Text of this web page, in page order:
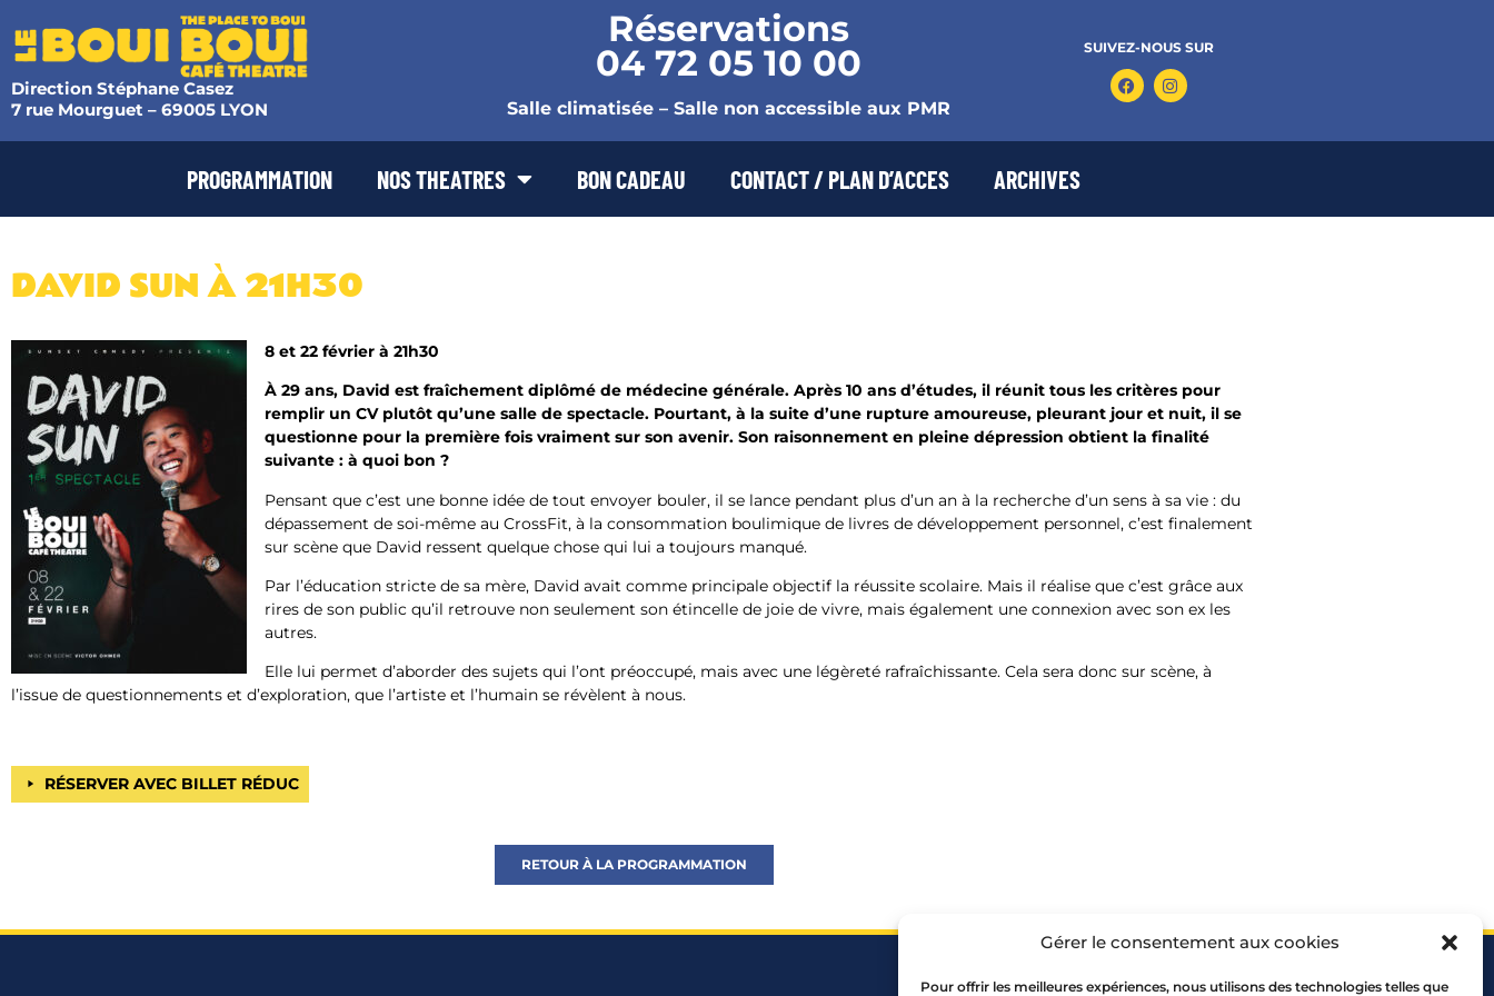
Gérer le consentement aux cookies
Pour offrir les meilleures expériences, nous utilisons des technologies telles que
Direction Stéphane Casez
7 rue Mourguet – 69005 LYON
Réservations
04 72 05 10 00
Salle climatisée – Salle non accessible aux PMR
SUIVEZ-NOUS SUR
PROGRAMMATION NOS THEATRES BON CADEAU CONTACT / PLAN D’ACCES ARCHIVES
DAVID SUN À 21H30
8 et 22 février à 21h30
À 29 ans, David est fraîchement diplômé de médecine générale. Après 10 ans d’études, il réunit tous les critères pour
remplir un CV plutôt qu’une salle de spectacle. Pourtant, à la suite d’une rupture amoureuse, pleurant jour et nuit, il se
questionne pour la première fois vraiment sur son avenir. Son raisonnement en pleine dépression obtient la finalité
suivante : à quoi bon ?
Pensant que c’est une bonne idée de tout envoyer bouler, il se lance pendant plus d’un an à la recherche d’un sens à sa vie : du
dépassement de soi-même au CrossFit, à la consommation boulimique de livres de développement personnel, c’est finalement
sur scène que David ressent quelque chose qui lui a toujours manqué.
Par l’éducation stricte de sa mère, David avait comme principale objectif la réussite scolaire. Mais il réalise que c’est grâce aux
rires de son public qu’il retrouve non seulement son étincelle de joie de vivre, mais également une connexion avec son ex les
autres.
Elle lui permet d’aborder des sujets qui l’ont préoccupé, mais avec une légèreté rafraîchissante. Cela sera donc sur scène, à
l’issue de questionnements et d’exploration, que l’artiste et l’humain se révèlent à nous.
RÉSERVER AVEC BILLET RÉDUC
RETOUR À LA PROGRAMMATION